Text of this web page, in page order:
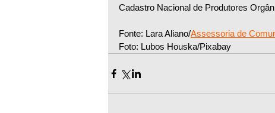
Cadastro Nacional de Produtores
Fonte: Lara Aliano/Assessoria de
Foto: Lubos Houska/Pixabay